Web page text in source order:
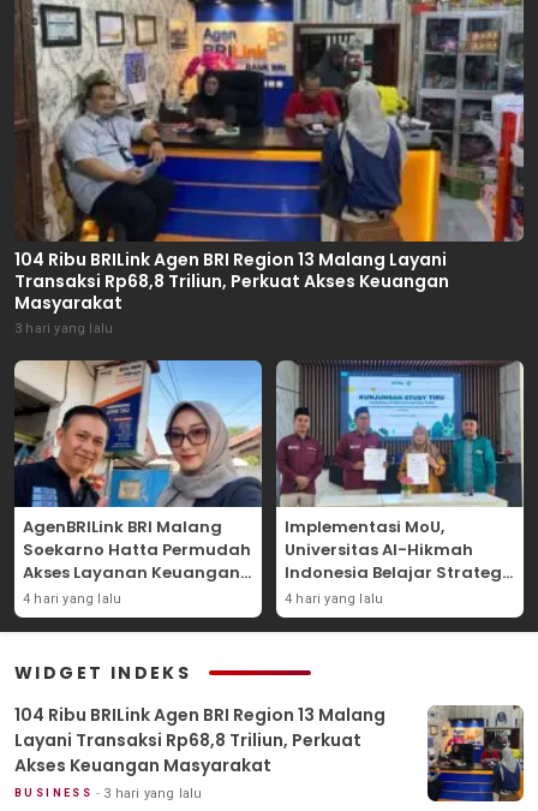
104 Ribu BRILink Agen BRI Region 13 Malang Layani
Transaksi Rp68,8 Triliun, Perkuat Akses Keuangan
Masyarakat
3 hari yang lalu
AgenBRILink BRI Malang
Soekarno Hatta Permudah
Akses Layanan Keuangan
Masyarakat
4 hari yang lalu
Implementasi MoU,
Universitas Al-Hikmah
Indonesia Belajar Strategi
Kemandirian Ekonomi di
Pondok Pesantren Sunan
4 hari yang lalu
WIDGET INDEKS
104 Ribu BRILink Agen BRI Region 13 Malang
Layani Transaksi Rp68,8 Triliun, Perkuat
Akses Keuangan Masyarakat
BUSINESS 3 hari yang lalu